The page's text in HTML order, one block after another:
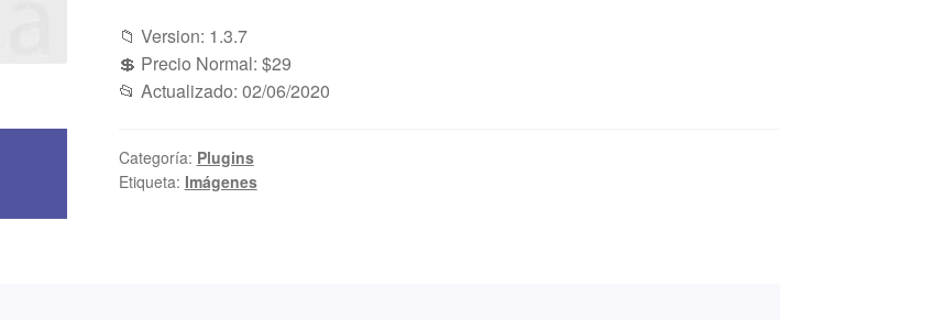
📁 Version: 1.3.7
💲 Precio Normal: $29
📂 Actualizado: 02/06/2020
Categoría: Plugins
Etiqueta: Imágenes